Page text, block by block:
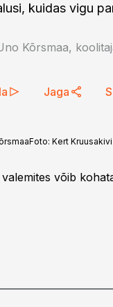
kuidas vigu
Kõrsmaa,
Jaga
Foto: Kert Kruusakivi
valemites võib